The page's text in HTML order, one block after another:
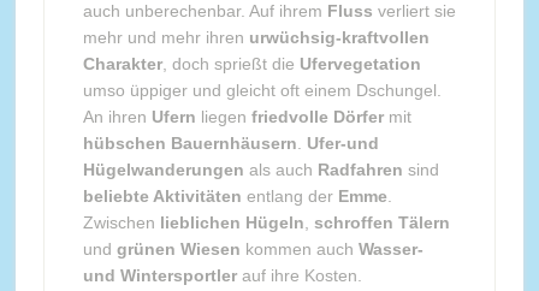
auch unberechenbar. Auf ihrem Fluss verliert sie
mehr und mehr ihren urwüchsig-kraftvollen
Charakter, doch sprießt die Ufervegetation
umso üppiger und gleicht oft einem Dschungel.
An ihren Ufern liegen friedvolle Dörfermit
hübschen Bauernhäusern
Ufer-und
Hügelwanderungen als auch Radfahren sind
beliebte Aktivitäten entlang der Emme
Zwischen lieblichen Hügeln
schroffen Tälern
und grünen Wiesen kommen auch Wasser-
und Wintersportlerauf ihre Kosten.